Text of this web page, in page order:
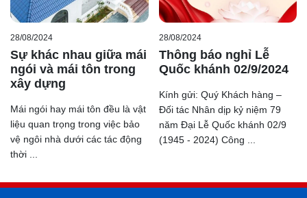
28/08/2024
Sự khác nhau giữa mái
ngói và mái tôn trong
xây dựng
Mái ngói hay mái tôn đều là vật
liệu quan trọng trong việc bảo
vệ ngôi nhà dưới các tác động
thời ...
28/08/2024
Thông báo nghỉ Lễ
Quốc khánh 02/9/2024
Kính gửi: Quý Khách hàng –
Đối tác Nhân dịp kỷ niệm 79
năm Đại Lễ Quốc khánh 02/9
(1945 - 2024) Công ...